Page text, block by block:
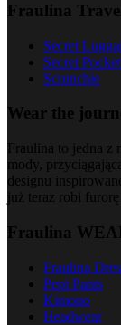
Fraulina
Secret
Secret
Scrunchie
Wear the
Fraulina to jedna z
mody,
designu
już teraz robi
Fraulina
Fraulina
Pepi Pants
Kimono
Headwear